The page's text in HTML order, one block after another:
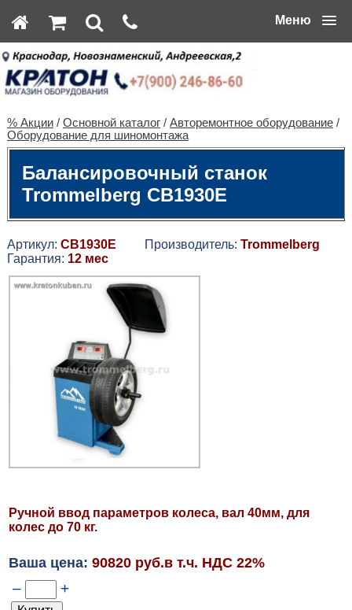
Меню
% Акции/ Основной каталог/ Авторемонтное оборудование/
Оборудование для шиномонтажа
Балансировочный станок
Trommelberg CB1930E
Артикул: CB1930E Производитель: Trommelberg
Гарантия: 12 мес
Ручной ввод параметров колеса, вал 40мм, для
колес до 70 кг.
Ваша цена: 90820 руб.в т.ч. НДС 22%
– +